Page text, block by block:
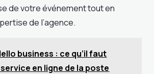
de votre événement tout en
de l’agence.
business : ce qu’il faut
en ligne de la poste